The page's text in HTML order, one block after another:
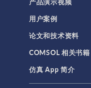
用户案例
论文和技术资料
COMSOL 相关书籍
仿真 App 简介